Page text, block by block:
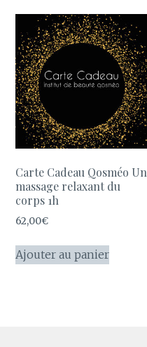
Carte Cadeau Qosméo Un
massage relaxant du
corps 1h
62,00€
Ajouter au panier